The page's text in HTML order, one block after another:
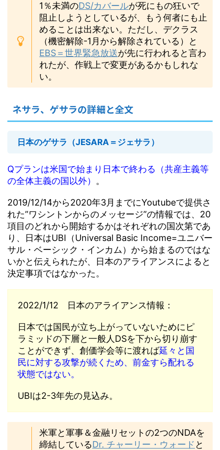
1％未満のDS/カバールが死にもの狂いで
阻止しようとしているが、もう何者にも止
めることは出来ない。ただし、デクラス
（機密解除-1月から解除されている）と
EBS＝世界緊急放送が先に行われると言わ
れたが、作戦上で変更があるかもしれな
い。
ネサラ、ゲサラの詳細と全文
日本のゲサラ（JESARA＝ジェサラ）
Qプランは米国で始まり日本で終わる（共産主義等
の全体主義の国以外） 。
2019/12/14から2020年3月までにYoutubeで提供さ
れた”ワシントンからのメッセージ”の情報では、20
項目のどれから開始するかはそれぞれの国次第であ
り、日本はUBI（Universal Basic Income=ユニバー
サル・ベーシック・インカム）から始まるのではな
いかと伝えられたが、日本のアライアンスによると
決定事項ではなかった。
2022/1/12 日本のアライアンス情報：
日本では国民が立ち上がっていないためにピ
ラミッドの下層と一般人DSを下から切り崩す
ことができず、創価学会等に渡れば延々と国
民に対する攻撃が続くため、前金すら配れる
状態ではない。
UBIは2-3年先の見込み。
米軍と軍事＆金融リセットの2つのNDAを
締結しているDr. チャーリー・ウォード と